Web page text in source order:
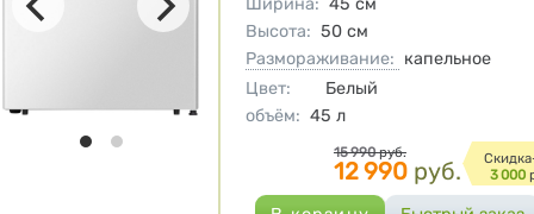
Высота: 50 см
Размораживание: капельное
Цвет:
Белый
объём: 45 л
Цена
15 990 руб.
12 990 руб.
3 000